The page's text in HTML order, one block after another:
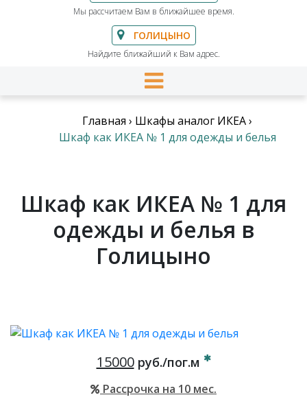
Мы рассчитаем Вам в ближайшее время.
ГОЛИЦЫНО
Найдите ближайший к Вам адрес.
Главная › Шкафы аналог ИКЕА›
Шкаф как ИКЕА № 1 для одежды и белья
Шкаф как ИКЕА № 1 для
одежды и белья в
Голицыно
15000руб./пог.м
Рассрочка на 10 мес.